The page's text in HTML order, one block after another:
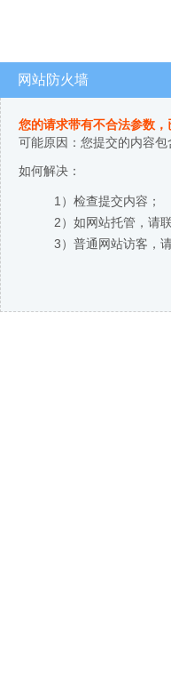
网站防火墙
您的请求带有不合法参数，
可能原因：您提交的内容
如何解决：
1）检查提交内容；
2）如网站托管，请
3）普通网站访客，